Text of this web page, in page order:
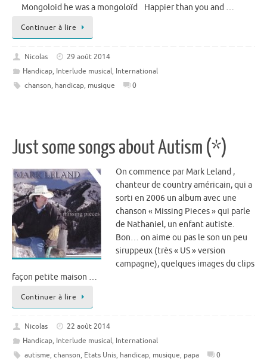
Mongoloid he was a mongoloïd Happier than you and …
Continuer à lire
Nicolas
29 août 2014
Handicap, Interlude musical, International
chanson, handicap, musique 0
Just some songs about Autism (*)
On commence par Mark Leland ,
chanteur de country américain, qui a
sorti en 2006 un album avec une
chanson « Missing Pieces » qui parle
de Nathaniel, un enfant autiste.
Bon… on aime ou pas le son un peu
siruppeux (très « US » version
campagne), quelques images du clips
façon petite maison …
Continuer à lire
Nicolas
22 août 2014
Handicap, Interlude musical, International
autisme, chanson, Etats Unis, handicap, musique, papa 0